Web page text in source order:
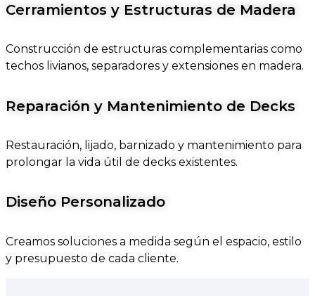
Cerramientos y Estructuras de Madera
Construcción de estructuras complementarias como
techos livianos, separadores y extensiones en madera.
Reparación y Mantenimiento de Decks
Restauración, lijado, barnizado y mantenimiento para
prolongar la vida útil de decks existentes.
Diseño Personalizado
Creamos soluciones a medida según el espacio, estilo
y presupuesto de cada cliente.